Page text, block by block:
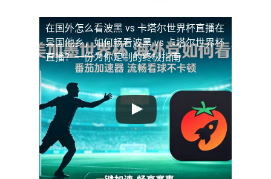
在国外怎么看波黑 vs 卡塔尔世界杯直播在
异国他乡，如何畅看波黑 vs 卡塔尔世界杯
直播？一份为你定制的终极指南